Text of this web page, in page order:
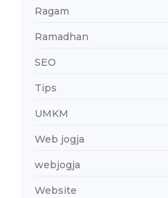
Ragam
Ramadhan
SEO
Tips
UMKM
Web jogja
webjogja
Website